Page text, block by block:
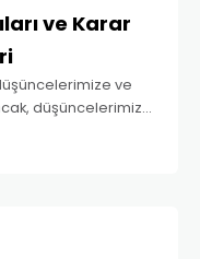
ve Karar
ve
düşüncelerimiz